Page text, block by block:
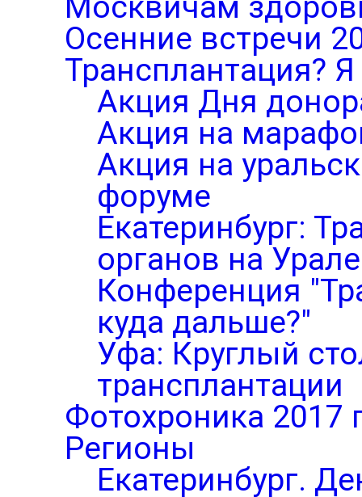
Осенние встречи
Трансплантация?
Акция Дня
Акция на
Акция на
форуме
Екатеринбург:
органов на Урале
Конференция
куда дальше?"
Уфа: Круглый
трансплантации
Фотохроника 2017
Регионы
Екатеринбург.